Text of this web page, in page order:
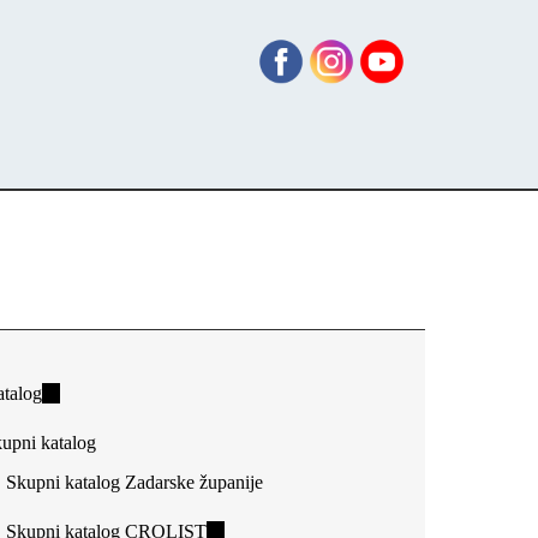
(link
external)
katalog
Skupni katalog Zadarske županije
Skupni katalog CROLIST(link